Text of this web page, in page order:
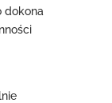
dokona